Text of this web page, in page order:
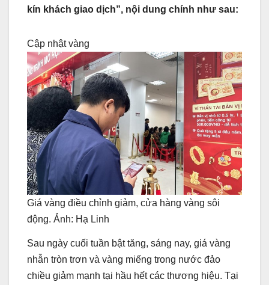
kín khách giao dịch”, nội dung chính như sau:
Cập nhật vàng
Giá vàng điều chỉnh giảm, cửa hàng vàng sôi
động. Ảnh: Hạ Linh
Sau ngày cuối tuần bật tăng, sáng nay, giá vàng
nhẫn tròn trơn và vàng miếng trong nước đảo
chiều giảm mạnh tại hầu hết các thương hiệu. Tại